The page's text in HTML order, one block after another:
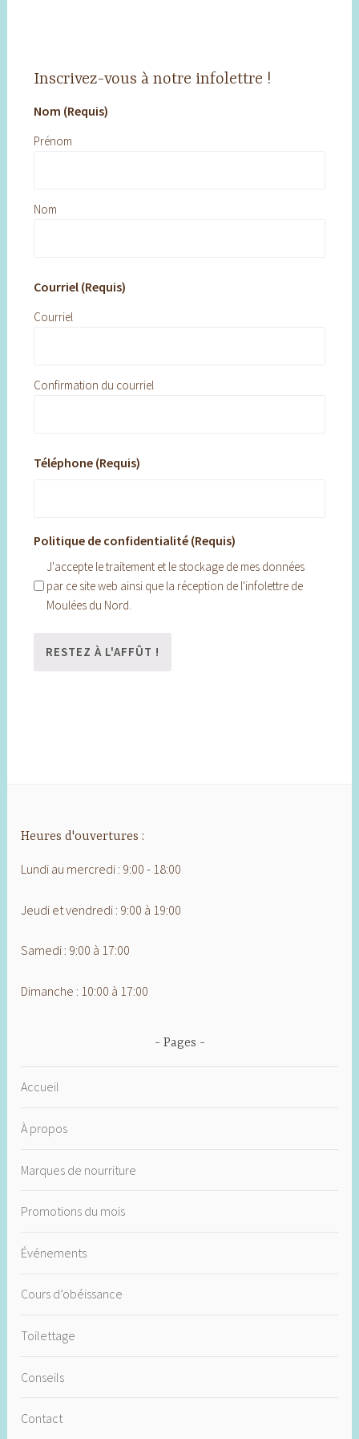
Inscrivez-vous à notre infolettre !
Nom (Requis)
Prénom
Nom
Courriel (Requis)
Courriel
Confirmation du courriel
Téléphone (Requis)
Politique de confidentialité (Requis)
J'accepte le traitement et le stockage de mes données
par ce site web ainsi que la réception de l'infolettre de
Moulées du Nord.
Heures d'ouvertures :
Lundi au mercredi : 9:00 - 18:00
Jeudi et vendredi : 9:00 à 19:00
Samedi : 9:00 à 17:00
Dimanche : 10:00 à 17:00
Pages
Accueil
À propos
Marques de nourriture
Promotions du mois
Événements
Cours d’obéissance
Toilettage
Conseils
Contact